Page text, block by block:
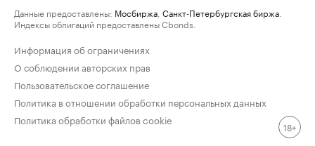
Данные предоставлены: Мосбиржа Санкт-Петербургская биржа
Индексы облигаций предоставлены Cbonds.
Информация об ограничениях
О соблюдении авторских прав
Пользовательское соглашение
Политика в отношении обработки персональных данных
Политика обработки файлов cookie
18+